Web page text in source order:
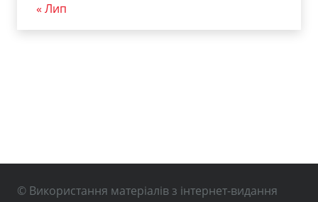
« Лип
© Використання матеріалів з інтернет-видання